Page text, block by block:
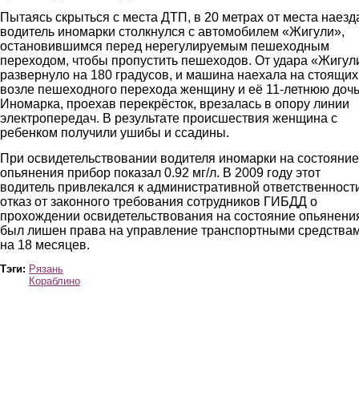
Пытаясь скрыться с места ДТП, в 20 метрах от места
водитель иномарки столкнулся с автомобилем «Жигули»,
остановившимся перед нерегулируемым пешеходным
переходом, чтобы пропустить пешеходов. От удара
развернуло на 180 градусов, и машина наехала на стоящих
возле пешеходного перехода женщину и её 11-летнюю
Иномарка, проехав перекрёсток, врезалась в опору линии
электропередач. В результате происшествия женщина с
ребенком получили ушибы и ссадины.
При освидетельствовании водителя иномарки на состояние
опьянения прибор показал 0.92 мг/л. В 2009 году этот
водитель привлекался к административной
отказ от законного требования сотрудников ГИБДД о
прохождении освидетельствования на состояние
был лишен права на управление транспортными
на 18 месяцев.
Тэги: Рязань
Кораблино